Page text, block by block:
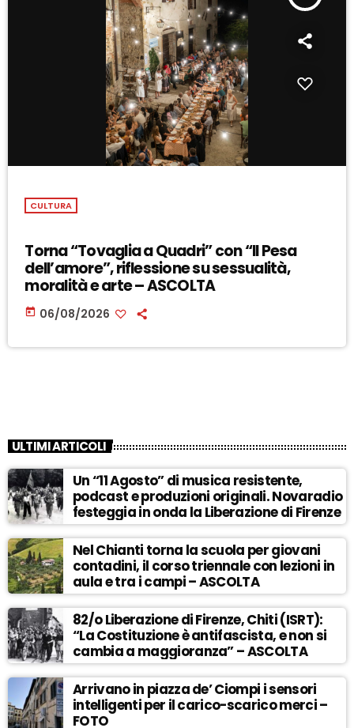
CULTURA
Torna “Tovaglia a Quadri” con “Il Pesa
dell’amore”, riflessione su sessualità,
moralità e arte – ASCOLTA
today 06/08/2026
ULTIMI ARTICOLI
Un “11 Agosto” di musica resistente,
podcast e produzioni originali. Novaradio
festeggia in onda la Liberazione di Firenze
Nel Chianti torna la scuola per giovani
contadini, il corso triennale con lezioni in
aula e tra i campi – ASCOLTA
82/o Liberazione di Firenze, Chiti (ISRT):
“La Costituzione è antifascista, e non si
cambia a maggioranza” – ASCOLTA
Arrivano in piazza de’ Ciompi i sensori
intelligenti per il carico-scarico merci –
FOTO